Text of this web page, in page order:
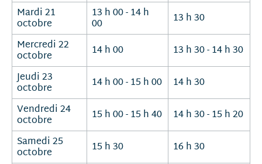
Mardi 21
octobre
13 h 00 - 14 h
00
13 h 30
Mercredi 22
octobre 14 h 00
13 h 30 - 14 h 30
Jeudi 23
octobre 14 h 00 - 15 h 00
14 h 30
Vendredi 24
octobre 15 h 00 - 15 h 40
14 h 30 - 15 h 20
Samedi 25
octobre 15 h 30
16 h 30